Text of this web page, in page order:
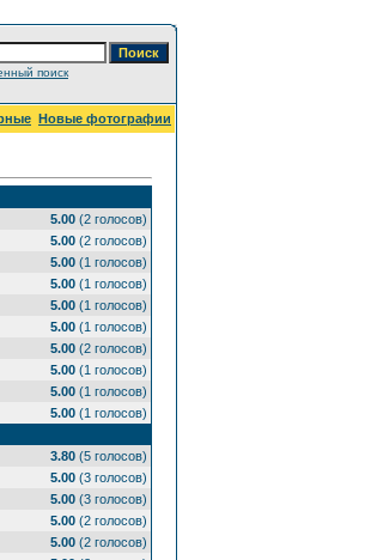
поиск
Новые фотографии
5.00 (2 голосов)
5.00 (2 голосов)
5.00 (1 голосов)
5.00 (1 голосов)
5.00 (1 голосов)
5.00 (1 голосов)
5.00 (2 голосов)
5.00 (1 голосов)
5.00 (1 голосов)
5.00 (1 голосов)
3.80 (5 голосов)
5.00 (3 голосов)
5.00 (3 голосов)
5.00 (2 голосов)
5.00 (2 голосов)